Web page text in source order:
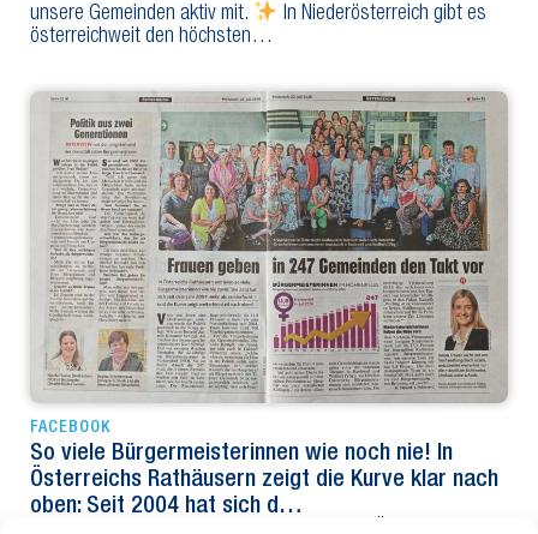
unsere Gemeinden aktiv mit.
In Niederösterreich gibt es
österreichweit den höchsten…
FACEBOOK
So viele Bürgermeisterinnen wie noch nie! In
Österreichs Rathäusern zeigt die Kurve klar nach
oben: Seit 2004 hat sich d…